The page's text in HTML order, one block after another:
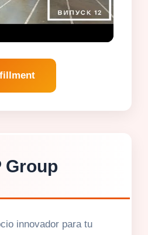
Group
innovador para tu